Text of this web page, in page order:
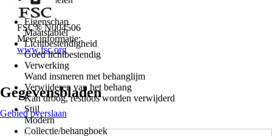
1
Eigenschap
Maatstabiel
Lichtbestendigheid
Goed lichtbestendig
Verwerking
Wand insmeren met behanglijm
Verwijderen van het behang
Kan droog, restloos worden verwijderd
Stijl
Modern
Collectie/behangboek
FSC® N004506
Meer informatie:
www.fsc.org
Gegevensbladen
Gebied overslaan